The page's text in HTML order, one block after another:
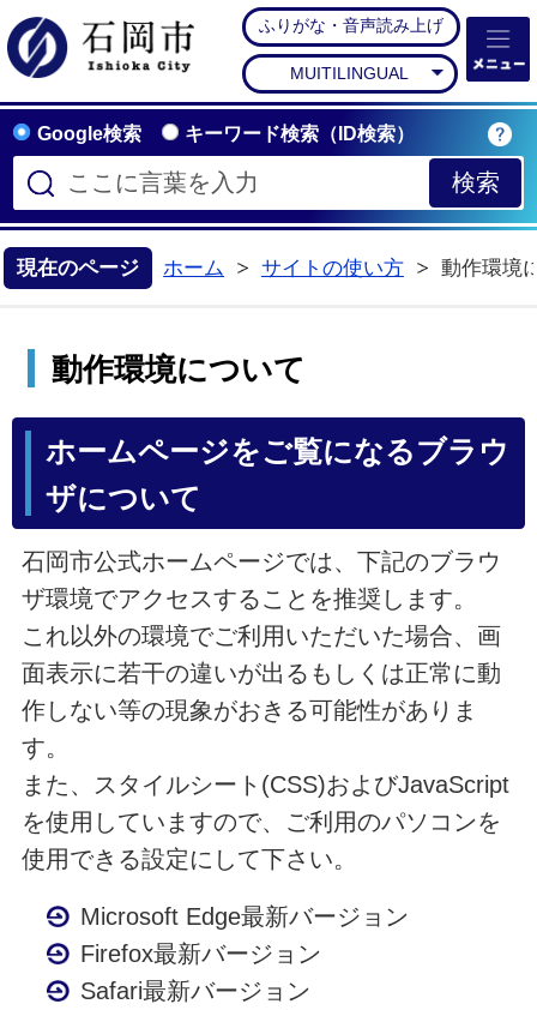
石岡市公式ホームペー
ふりがな・音声読み上げ
MUITILINGUAL
Google検索 キーワード検索（ID検索）
現在のページ ホーム サイトの使い方 動作環境
動作環境について
ホームページをご覧になるブラウ
ザについて
石岡市公式ホームページでは、下記のブラウ
ザ環境でアクセスすることを推奨します。
これ以外の環境でご利用いただいた場合、画
面表示に若干の違いが出るもしくは正常に動
作しない等の現象がおきる可能性がありま
す。
また、スタイルシート(CSS)およびJavaScript
を使用していますので、ご利用のパソコンを
使用できる設定にして下さい。
Microsoft Edge最新バージョン
Firefox最新バージョン
Safari最新バージョン